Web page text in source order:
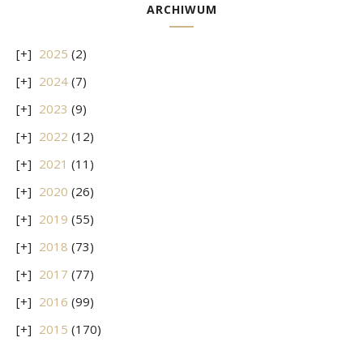
ARCHIWUM
2025 (2)
2024 (7)
2023 (9)
2022 (12)
2021 (11)
2020 (26)
2019 (55)
2018 (73)
2017 (77)
2016 (99)
2015 (170)